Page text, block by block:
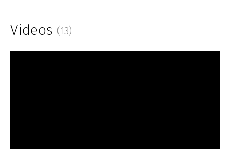
Videos (13)